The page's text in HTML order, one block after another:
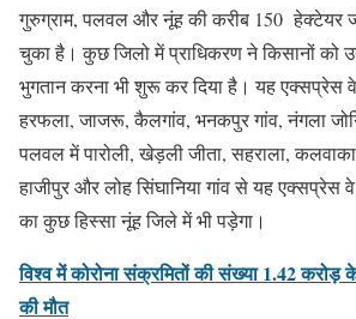
गुरुग्राम, पलवल और नूंह की करीब 150 हेक्टेयर
चुका है। कुछ जिलो में प्राधिकरण ने किसानों को
भुगतान करना भी शुरू कर दिया है। यह एक्सप्रेस वे
हरफला, जाजरू, कैलगांव, भनकपुर गांव, नंगला
पलवल में पारोली, खेड़ली जीता, सहराला,
हाजीपुर और लोह सिंघानिया गांव से यह एक्सप्रेस
का कुछ हिस्सा नूंह जिले में भी पड़ेगा।
विश्व में कोरोना संक्रमितों की संख्या 1.42
की मौत